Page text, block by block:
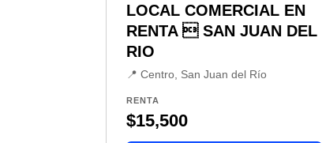
LOCAL COMERCIAL EN
RENTA  SAN JUAN DEL
RIO
📍 Centro, San Juan del Río
RENTA
$15,500